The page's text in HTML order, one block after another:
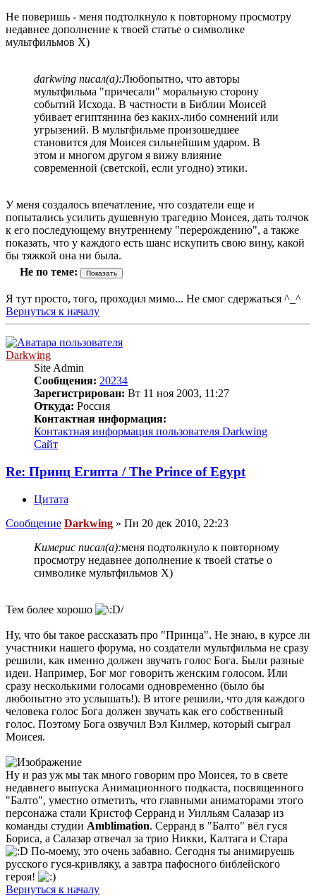
Не поверишь - меня подтолкнуло к повторному просмотру
недавнее дополнение к твоей статье о символике
мультфильмов Х)
darkwing писал(а):Любопытно, что авторы
мультфильма "причесали" моральную сторону
событий Исхода. В частности в Библии Моисей
убивает египтянина без каких-либо сомнений или
угрызений. В мультфильме произошедшее
становится для Моисея сильнейшим ударом. В
этом и многом другом я вижу влияние
современной (светской, если угодно) этики.
У меня создалось впечатление, что создатели еще и
попытались усилить душевную трагедию Моисея, дать толчок
к его последующему внутреннему "перерождению", а также
показать, что у каждого есть шанс искупить свою вину, какой
бы тяжкой она ни была.
Не по теме:
Я тут просто, того, проходил мимо... Не смог сдержаться ^_^
Вернуться к началу
Darkwing
Site Admin
Сообщения: 20234
Зарегистрирован: Вт 11 ноя 2003, 11:27
Откуда: Россия
Контактная информация:
Контактная информация пользователя Darkwing
Сайт
Re: Принц Египта / The Prince of Egypt
Цитата
Сообщение Darkwing » Пн 20 дек 2010, 22:23
Кимерис писал(а):меня подтолкнуло к повторному
просмотру недавнее дополнение к твоей статье о
символике мультфильмов Х)
Тем более хорошо
Ну, что бы такое рассказать про "Принца". Не знаю, в курсе ли
участники нашего форума, но создатели мультфильма не сразу
решили, как именно должен звучать голос Бога. Были разные
идеи. Например, Бог мог говорить женским голосом. Или
сразу несколькими голосами одновременно (было бы
любопытно это услышать!). В итоге решили, что для каждого
человека голос Бога должен звучать как его собственный
голос. Поэтому Бога озвучил Вэл Килмер, который сыграл
Моисея.
Ну и раз уж мы так много говорим про Моисея, то в свете
недавнего выпуска Анимационного подкаста, посвященного
"Балто", уместно отметить, что главными аниматорами этого
персонажа стали Кристоф Серранд и Уилльям Салазар из
команды студии Amblimation. Серранд в "Балто" вёл гуся
Бориса, а Салазар отвечал за трио Никки, Калтага и Стара
По-моему, это очень забавно. Сегодня ты анимируешь
русского гуся-кривляку, а завтра пафосного библейского
героя!
Вернуться к началу